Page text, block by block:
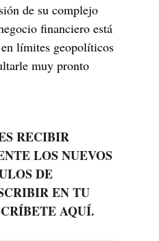
de su complejo
financiero está
límites geopolíticos
muy pronto
RECIBIR
LOS NUEVOS
DE
EN TU
AQUÍ.